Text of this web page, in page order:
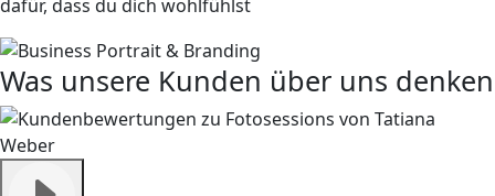
dafür, dass du dich wohlfühlst
Was unsere Kunden über uns denken